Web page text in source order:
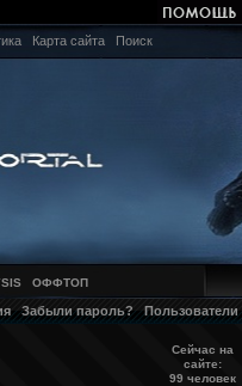
Карта сайта Поиск
ОФФТОП
Забыли пароль? Пользователи
Сейчас на
сайте:
99 человек